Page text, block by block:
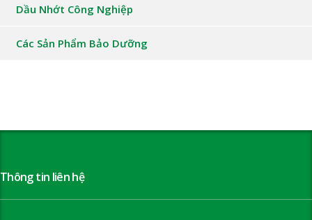
Dầu Nhớt Công Nghiệp
Các Sản Phẩm Bảo Dưỡng
Thông tin liên hệ